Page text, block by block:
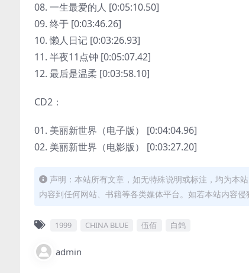
08. 一生最爱的人 [0:05:10.50]
09. 终于 [0:03:46.26]
10. 懒人日记 [0:03:26.93]
11. 半夜11点钟 [0:05:07.42]
12. 最后是温柔 [0:03:58.10]
CD2：
01. 美丽新世界（电子版） [0:04:04.96]
02. 美丽新世界（电影版） [0:03:27.20]
声明：本站所有文章，如无特殊说明或标注，均为本
内容到任何网站、书籍等各类媒体平台。如若本站内容
1999 CHINA BLUE 伍佰 白鸽
admin